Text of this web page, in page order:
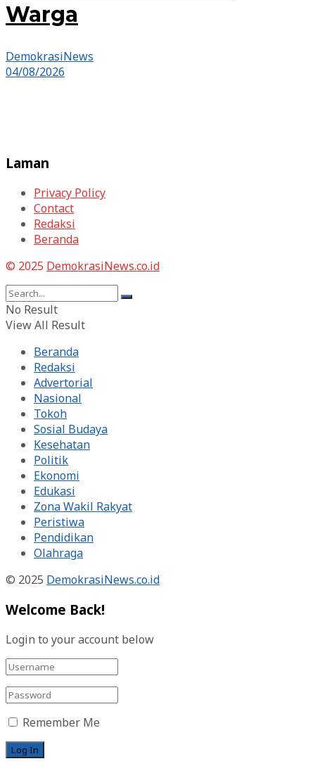
Warga
DemokrasiNews
04/08/2026
Laman
Privacy Policy
Contact
Redaksi
Beranda
© 2025 DemokrasiNews.co.id
No Result
View All Result
Beranda
Redaksi
Advertorial
Nasional
Tokoh
Sosial Budaya
Kesehatan
Politik
Ekonomi
Edukasi
Zona Wakil Rakyat
Peristiwa
Pendidikan
Olahraga
© 2025 DemokrasiNews.co.id
Welcome Back!
Login to your account below
Remember Me